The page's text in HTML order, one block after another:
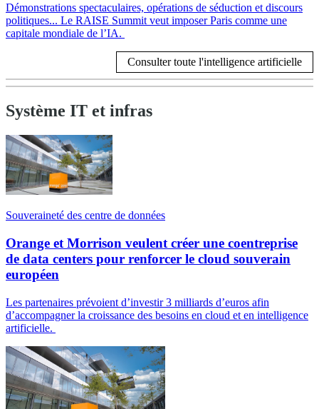
Démonstrations spectaculaires, opérations de séduction et discours
politiques... Le RAISE Summit veut imposer Paris comme une
capitale mondiale de l’IA.
Consulter toute l'intelligence artificielle
Système IT et infras
Souveraineté des centre de données
Orange et Morrison veulent créer une coentreprise
de data centers pour renforcer le cloud souverain
européen
Les partenaires prévoient d’investir 3 milliards d’euros afin
d’accompagner la croissance des besoins en cloud et en intelligence
artificielle.